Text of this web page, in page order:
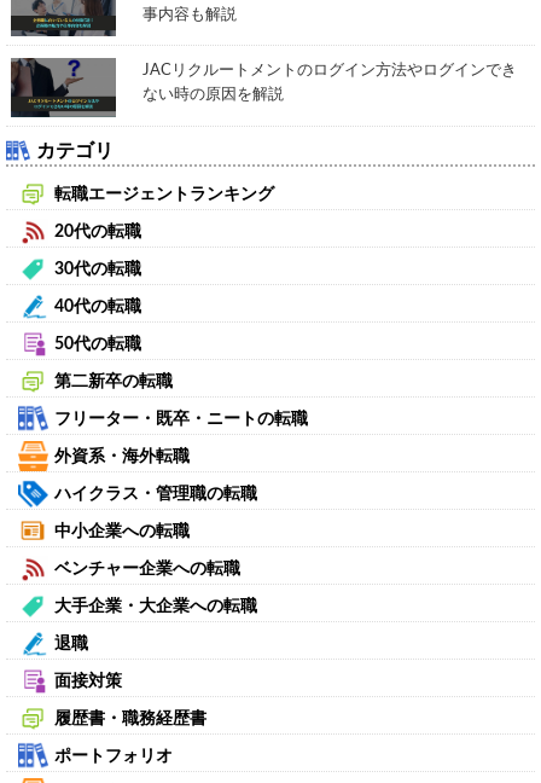
事内容も解説
JACリクルートメントのログイン方法やログインでき
ない時の原因を解説
カテゴリ
転職エージェントランキング
20代の転職
30代の転職
40代の転職
50代の転職
第二新卒の転職
フリーター・既卒・ニートの転職
外資系・海外転職
ハイクラス・管理職の転職
中小企業への転職
ベンチャー企業への転職
大手企業・大企業への転職
退職
面接対策
履歴書・職務経歴書
ポートフォリオ